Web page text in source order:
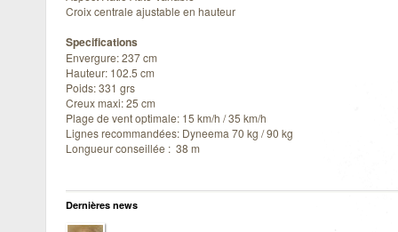
Croix centrale ajustable en hauteur
Specifications
Envergure: 237 cm
Hauteur: 102.5 cm
Poids: 331 grs
Creux maxi: 25 cm
Plage de vent optimale: 15 km/h / 35 km/h
Lignes recommandées: Dyneema 70 kg / 90 kg
Longueur conseillée : 38 m
Dernières news